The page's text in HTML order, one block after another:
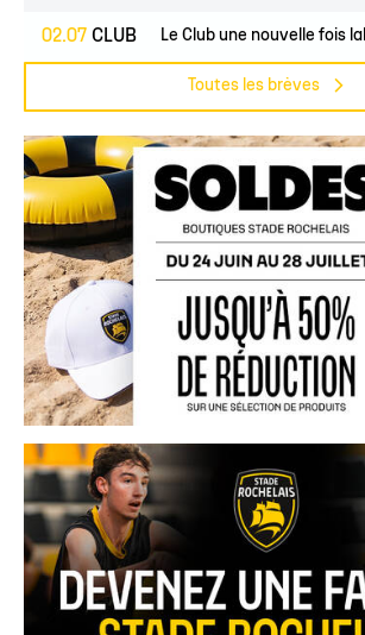
02.07 CLUB Le Club une nouvelle fois
Toutes les brèves